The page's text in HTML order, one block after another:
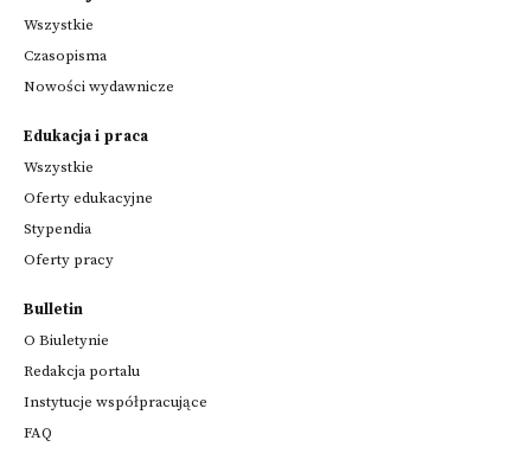
Wszystkie
Czasopisma
Nowości wydawnicze
Edukacja i praca
Wszystkie
Oferty edukacyjne
Stypendia
Oferty pracy
Bulletin
O Biuletynie
Redakcja portalu
Instytucje współpracujące
FAQ